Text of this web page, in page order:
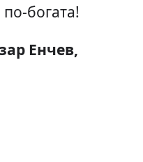
богата!
Енчев,